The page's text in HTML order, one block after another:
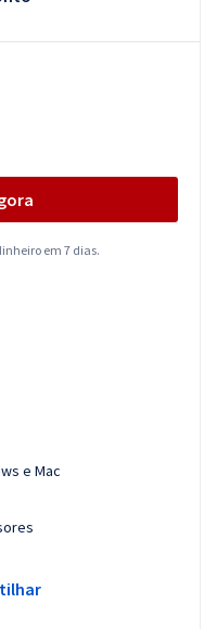
em 7 dias.
e Mac